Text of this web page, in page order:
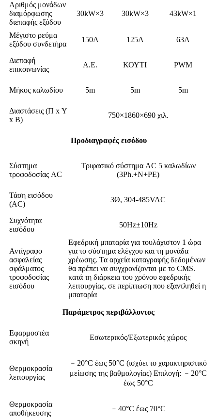
Αριθμός μονάδων
διαμόρφωσης
διεπαφής εξόδου
30kW×3 30kW×3 43kW×1
Μέγιστο ρεύμα
εξόδου συνδετήρα
150Α 125Α 63Α
Διεπαφή
επικοινωνίας
Α.Ε. ΚΟΥΤΙ PWM
Μήκος καλωδίου 5m 5m 5m
Διαστάσεις (Π x Υ
x Β)
750×1860×690 χιλ.
Προδιαγραφές εισόδου
Σύστημα
τροφοδοσίας AC
Τριφασικό σύστημα AC 5 καλωδίων
(3Ph.+N+PE)
Τάση εισόδου
(AC)
3Ø, 304-485VAC
Συχνότητα
εισόδου
50Hz±10Hz
Αντίγραφο
ασφαλείας
σφάλματος
τροφοδοσίας
εισόδου
Εφεδρική μπαταρία για τουλάχιστον 1 ώρα
για το σύστημα ελέγχου και τη μονάδα
χρέωσης. Τα αρχεία καταγραφής δεδομένων
θα πρέπει να συγχρονίζονται με το CMS.
κατά τη διάρκεια του χρόνου εφεδρικής
λειτουργίας, σε περίπτωση που εξαντληθεί η
μπαταρία
Παράμετρος περιβάλλοντος
Εφαρμοστέα
σκηνή
Εσωτερικός/Εξωτερικός χώρος
Θερμοκρασία
λειτουργίας
﹣20°C έως 50°C (ισχύει το χαρακτηριστικό
μείωσης της βαθμολογίας) Επιλογή: ﹣20°C
έως 50°C
Θερμοκρασία
αποθήκευσης
﹣40°C έως 70°C